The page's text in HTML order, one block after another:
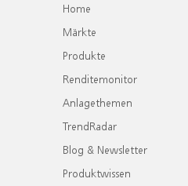
Home
Märkte
Produkte
Renditemonitor
Anlagethemen
TrendRadar
Blog & Newsletter
Produktwissen